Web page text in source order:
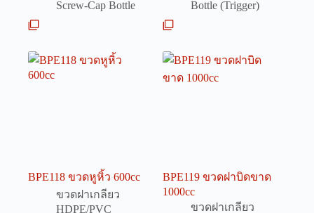
Screw-Cap Bottle
Bottle (Trigger)
BPE118 ขวดหูหิ้ว 600cc
ขวดฝาเกลียว
HDPE/PVC
BPE119 ขวดฝาบิดขาด
1000cc
ขวดฝาเกลียว